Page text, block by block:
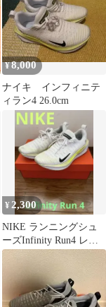
¥8,000
ナイキ インフィニテ
ィラン4 26.0cm
¥ 2,300
NIKE ランニングシュ
ーズInfinity Run4 レデ
ィース25.0